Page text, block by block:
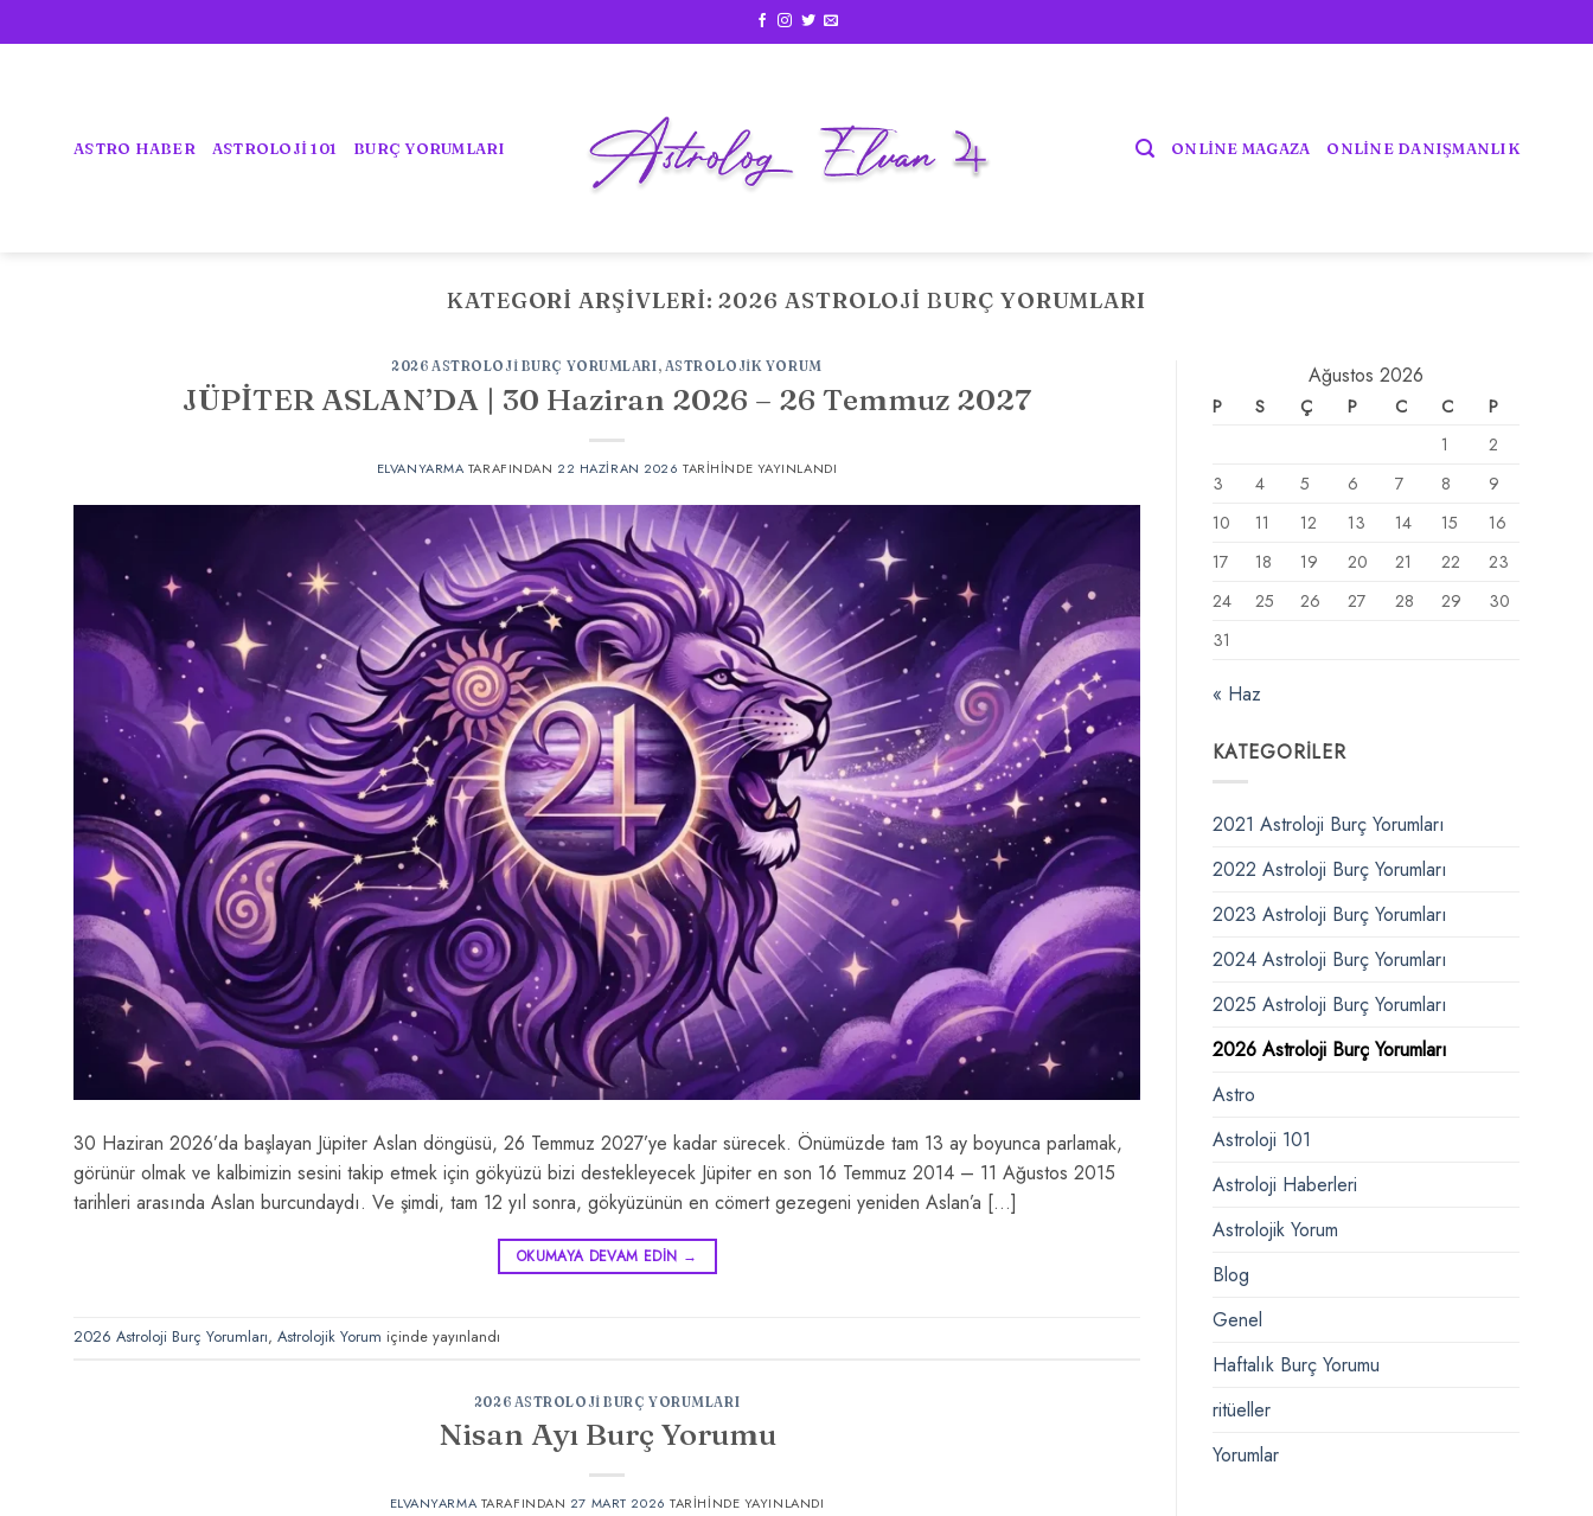
atla
ASTRO HABER ASTROLOJİ 101 BURÇ YORUMLARI ONLİNE MAGAZA ONLİNE DANIŞMANLIK
KATEGORI ARŞIVLERI:2026 ASTROLOJI BURÇ YORUMLARI
2026 ASTROLOJI BURÇ YORUMLARI, ASTROLOJIK YORUM
JÜPİTER ASLAN’DA | 30 Haziran 2026 – 26 Temmuz 2027
ELVANYARMA TARAFINDAN 22 HAZIRAN 2026 TARIHINDE YAYINLANDI
30 Haziran 2026’da başlayan Jüpiter Aslan döngüsü, 26 Temmuz 2027’ye kadar sürecek. Önümüzde tam 13 ay boyunca parlamak,
görünür olmak ve kalbimizin sesini takip etmek için gökyüzü bizi destekleyecek Jüpiter en son 16 Temmuz 2014 – 11 Ağustos 2015
tarihleri arasında Aslan burcundaydı. Ve şimdi, tam 12 yıl sonra, gökyüzünün en cömert gezegeni yeniden Aslan’a […]
OKUMAYA DEVAM EDIN →
2026 Astroloji Burç Yorumları, Astrolojik Yorum içinde yayınlandı
2026 ASTROLOJI BURÇ YORUMLARI
Nisan Ayı Burç Yorumu
ELVANYARMA TARAFINDAN 27 MART 2026 TARIHINDE YAYINLANDI
Ağustos 2026
P S Ç P C C
P
1
2
3
4 5 6 7 8
9
10
11 12 13 14 15
16
17
18 19 20 21 22
23
24
25 26 27 28 29
30
31
« Haz
KATEGORILER
2021 Astroloji Burç Yorumları
2022 Astroloji Burç Yorumları
2023 Astroloji Burç Yorumları
2024 Astroloji Burç Yorumları
2025 Astroloji Burç Yorumları
2026 Astroloji Burç Yorumları
Astro
Astroloji 101
Astroloji Haberleri
Astrolojik Yorum
Blog
Genel
Haftalık Burç Yorumu
ritüeller
Yorumlar